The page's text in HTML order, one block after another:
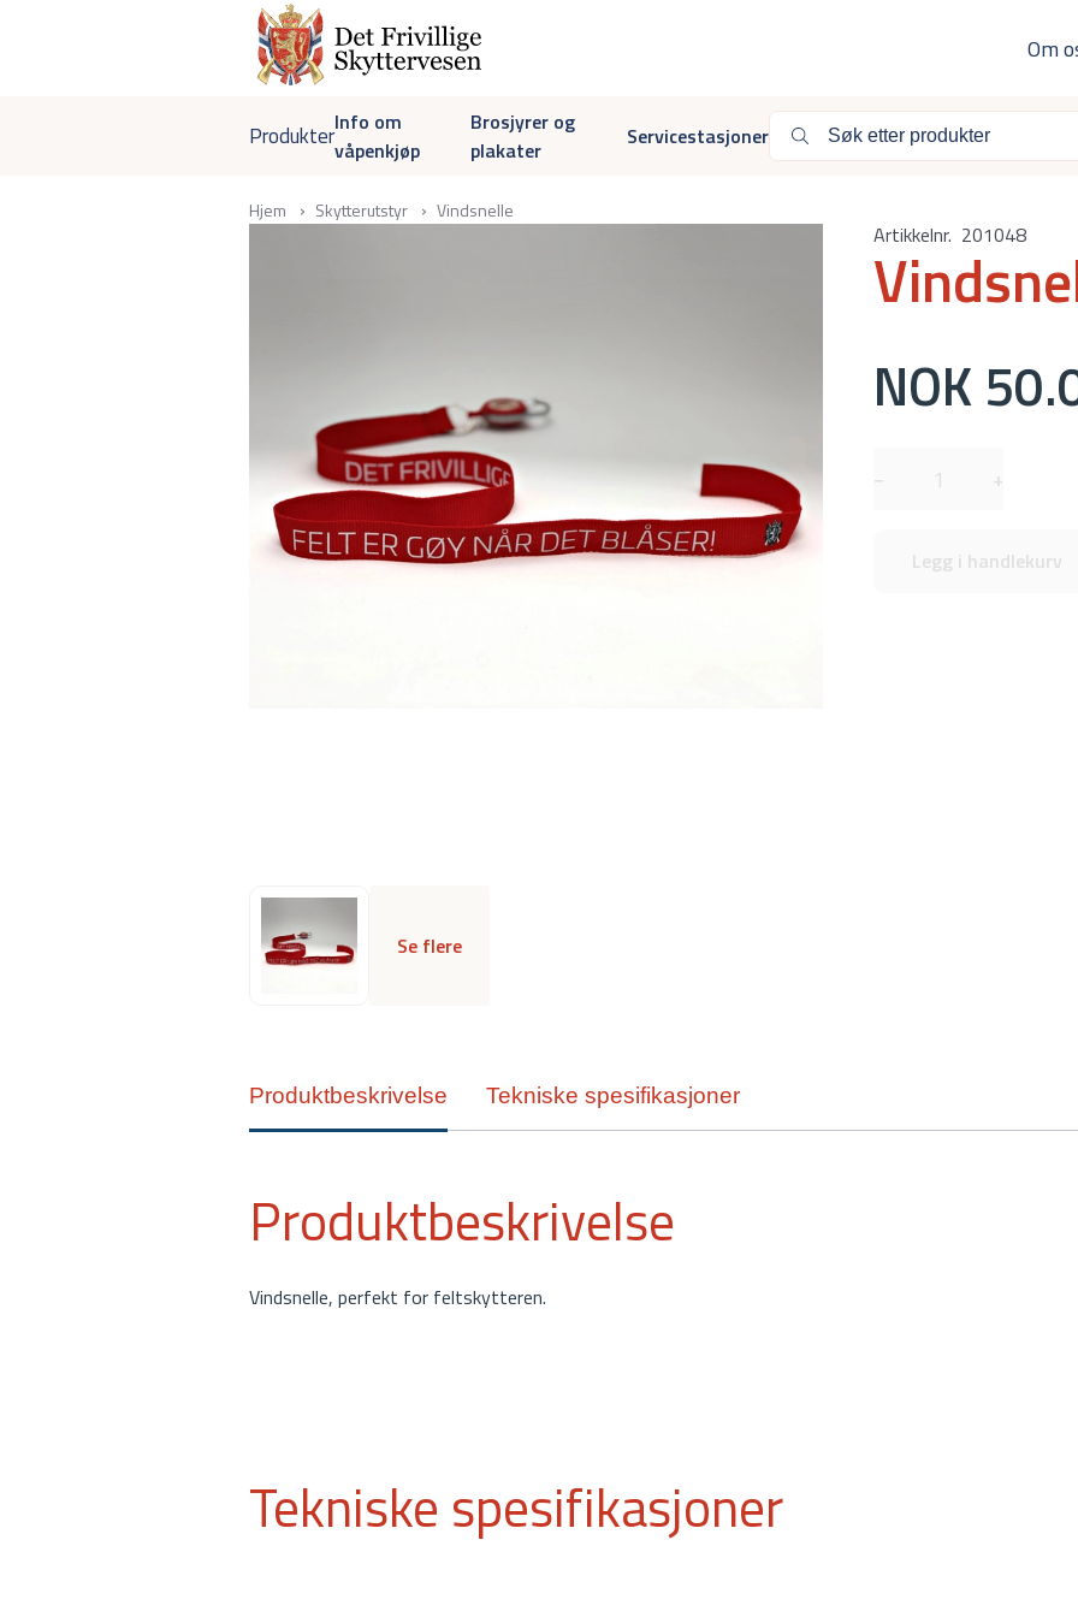
Om
ProdukterInfo om
våpenkjøp
Brosjyrer og
plakater
Servicestasjoner
Hjem Skytterutstyr Vindsnelle
Se flere
Artikkelnr. 201048
NOK
− +
Legg i handlekurv
Produktbeskrivelse Tekniske spesifikasjoner
Produktbeskrivelse
Vindsnelle, perfekt for feltskytteren.
Tekniske spesifikasjoner